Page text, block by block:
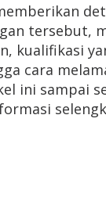
tersebut,
kualifikasi
cara
ini sampai